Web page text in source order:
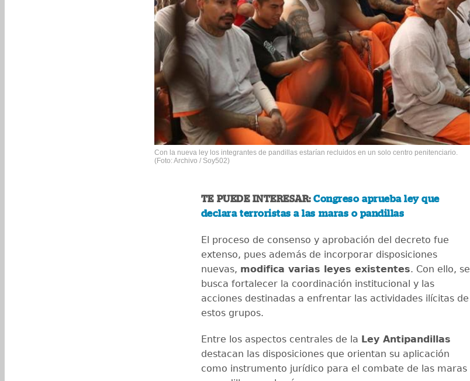
Con la nueva ley los integrantes de pandillas estarían recluidos en un solo centro penitenciario.
(Foto: Archivo / Soy502)
TE PUEDE INTERESAR:Congreso aprueba ley que
declara terroristas a las maras o pandillas
El proceso de consenso y aprobación del decreto fue
extenso, pues además de incorporar disposiciones
nuevas, modifica varias leyes existentes. Con ello, se
busca fortalecer la coordinación institucional y las
acciones destinadas a enfrentar las actividades ilícitas de
estos grupos.
Entre los aspectos centrales de la Ley Antipandillas
destacan las disposiciones que orientan su aplicación
como instrumento jurídico para el combate de las maras